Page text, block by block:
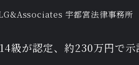
級が認定、約230万円で
宇都宮法律事務所